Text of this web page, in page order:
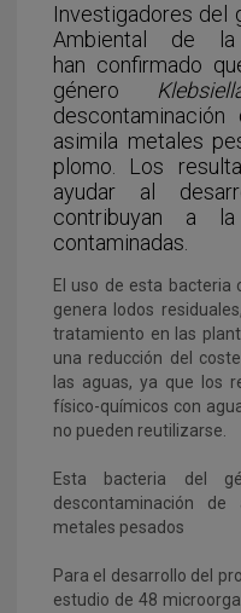
Investigadores del
Ambiental de
han confirmado
género
asimila metales
plomo. Los
ayudar al
contribuyan a
contaminadas.
El uso de esta bacteria
genera lodos
tratamiento en las
una reducción del
las aguas, ya que los
físico-químicos con
no pueden reutilizarse.
Esta bacteria del
descontaminación
metales pesados
Para el desarrollo del
estudio de 48